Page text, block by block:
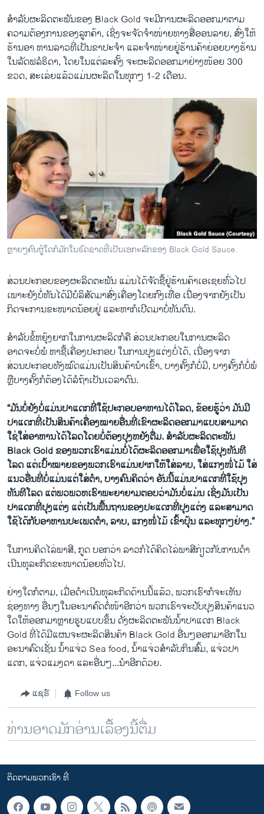
ສໍາລັບຜະລິດຕະພັນຂອງ Black Gold ຈະມີການຜະລິດອອກມາຕາມ
ຄວາມຕ້ອງການຂອງລູກຄ້າ, ເຊິ່ງຈະຈັດຈໍາໜ່າຍທາງສື່ອອນລາຍ, ສົ່ງໃຫ້
ຮ້ານອາ ຫານລາວທີ່ເປັນຂາປະຈໍາ ແລະຈໍາໜ່າຍຢູ່ຮ້ານຄ້າຍ່ອຍບາງຮ້ານ
ໃນລັດຟລໍຣິດາ, ໂດຍໃນແຕ່ລະຄັ້ງ ຈະຜະລິດອອກມາຢ່າງໜ້ອຍ 300
ຂວດ, ສະເລ່ຍແລ້ວແມ່ນຜະລິດໃນທຸກໆ 1-2 ເດືອນ.
ຫຼາຍໆຄົນຜູ້ໃດກໍມັກໃນຣົດຊາດທີ່ເປັນເອກະລັກຂອງ Black Gold Sauce.
ສ່ວນປະກອບຂອງຜະລິດຕະພັນ ແມ່ນໄດ້ຈັດຊື້ຢູ່ຮ້ານຄ້າເອເຊຍທົ່ວໄປ
ເພາະຍັງບໍ່ທັນໄດ້ມີບໍລິສັດມາສົ່ງເຄື່ອງໂດຍກົງເທື່ອ ເນື່ອງຈາກຍັງເປັນ
ກິດຈະການຂະໜາດນ້ອຍຢູ່ ແລະຫາກໍເປີດມາບໍ່ທັນດົນ.
ສໍາລັບຂໍ້ຫຍຸ້ງຍາກໃນການຜະລິດກໍຄື ສ່ວນປະກອບໃນການຜະລິດ
ອາດຈະບໍ່ພໍ ຫາຊື້ເຄື່ອງປະກອບ ໃນການປຸງແຕ່ງບໍ່ໄດ້, ເນື່ອງຈາກ
ສ່ວນປະກອບທັງໝົດແມ່ນເປັນສິນຄ້ານໍາເຂົ້າ, ບາງຄັ້ງກໍບໍ່ມີ, ບາງຄັ້ງກໍບໍ່ພໍ
ຫຼືບາງຄັ້ງກໍຕ້ອງໄດ້ລໍຖ້າເປັນເວລາດົນ.
“ມັນບໍ່ຍັງບໍ່ແມ່ນປາແດກທີ່ໃຊ້ປະກອບອາຫານໄດ້ໂລດ, ຂ້ອຍຮູ້ວ່າ ມັນມີ
ປາແດກທີ່ເປັນສິນຄ້າເຄື່ອງໝາຍອື່ນທີ່ເຂົາຜະລິດອອກມາແບບສາມາດ
ໃຊ່ໃສ່ອາຫານໄດ້ໂລດໂດຍບໍ່ຕ້ອງປຸງຫຍັງຕື່ມ. ສໍາລັບຜະລິດຕະພັນ
Black Gold ຂອງພວກເຮົາແມ່ນບໍ່ໄດ້ຜະລິດອອກມາເພື່ອໃຊ້ປຸງທັນທີ
ໂລດ ແຕ່ເປົ້າໝາຍຂອງພວກເຮົາແມ່ນຢາກໃຫ້ໃສ່ລາບ, ໃສ່ແກງໜໍ່ໄມ້ ໃສ່
ແນວອື່ນທີ່ບໍ່ແມ່ນແຕ່ໃສ່ຕໍາ, ບາງຄົນຄິດວ່າ ອັນນີ້ແມ່ນປາແດກທີ່ໃຊ້ປຸງ
ທັນທີໂລດ ແຕ່ພວພວຫເຮົາພະຍາຍາມຕອບວ່າມັນບໍ່ແມ່ນ ເຊິ່ງມັນເປັນ
ປາແດກທີ່ປຸງແຕ່ງ ແຕ່ເປັນພື້ນຖານຂອງປະແດກທີ່ປຸງແຕ່ງ ແລະສາມາດ
ໃຊ້ໄດ້ກັບອາຫານປະເພດຕໍາ, ລາບ, ແກງໜໍ່ໄມ້ ເຂົ້າປຸ້ນ ແລະທຸກໆຢ່າງ.”
ໃນການຄິດໄລ່ພາສີ, ກູດ ບອກວ່າ ລາວກໍໄດ້ຄິດໄລ່ພາສີກ່ຽວກັບການດໍາ
ເນີນທຸລະກິດຂະໜາດນ້ອຍທົ່ວໄປ.
ຢ່າງໃດກໍຕາມ, ເມື່ອດໍາເນີນທຸລະກິດດ້ານນີ້ແລ້ວ, ພວກເຮົາກໍຈະເຫັນ
ຊ່ອງທາງ ອື່ນໆໃນອະນາຄົດຕໍ່ໜ້າອີກວ່າ ພວກເຮົາຈະປັບປຸງສິນຄ້າແນວ
ໃດໃຫ້ອອກມາຫຼາຍຮູບແບບຂຶ້ນ ດັ່ງຜະລິດຕະພັນນໍ້າປາແດກ Black
Gold ທີ່ໄດ້ມີແຜນຈະຜະລິດສິນຄ້າ Black Gold ອື່ນໆອອກມາອີກໃນ
ອະນາຄົດເຊັ່ນ ນໍ້າແຈ່ວ Sea food, ນໍ້າແຈ່ວສໍາລັບກິນສົ້ມ, ແຈ່ວປາ
ແດກ, ແຈ່ວແມງດາ ແລະອື່ນໆ...ນໍາອີກດ້ວຍ.
ແຊຣ໌ Follow us
ທ່ານອາດມັກອ່ານເລື້ອງນີ້ຕື່ມ
ຕິດຕາມພວກເຮົາ ທີ່